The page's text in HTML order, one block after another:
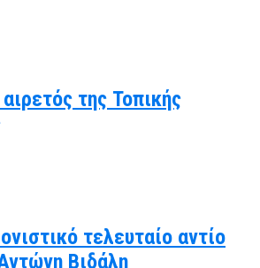
της Τοπικής
τελευταίο αντίο
Βιδάλη